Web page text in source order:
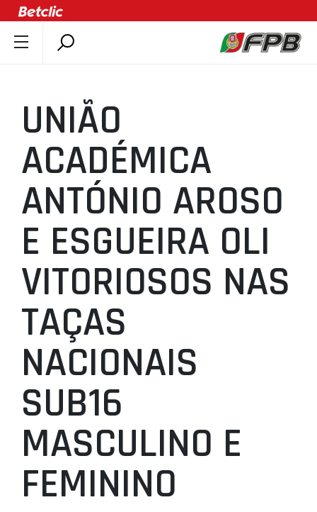
DOCUMENTOS
ÚLTIMAS
COMPETIÇÕES
ASSOCIAÇÕES
CLUBES
AGENTES
AGENDA
SELEÇÕES
MINIBASQUETE
ÁREA TÉCNICA
PROJETOS
LIGA BETCLIC MASCULINA
LIGA BETCLIC FEMININA
UNIÃO
ACADÉMICA
ANTÓNIO AROSO
E ESGUEIRA OLI
VITORIOSOS NAS
TAÇAS
NACIONAIS
SUB16
MASCULINO E
FEMININO